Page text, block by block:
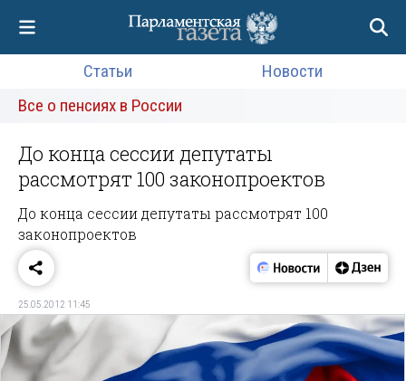
Статьи
Новости
Все о пенсиях в России
До конца сессии депутаты
рассмотрят 100 законопроектов
До конца сессии депутаты рассмотрят 100
законопроектов
25.05.2012 11:45